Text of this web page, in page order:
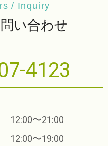
/ Inquiry
い合わせ
4123
12:00〜21:00
12:00〜19:00